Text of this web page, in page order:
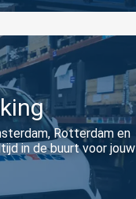
Rotterdam en
in de buurt voor jouw